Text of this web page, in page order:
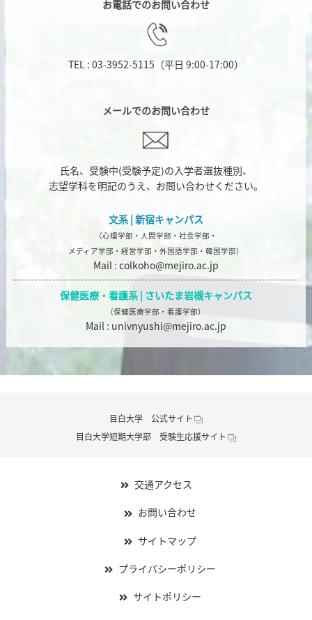
お電話でのお問い合わせ
TEL : 03-3952-5115 （平日 9:00-17:00）
メールでのお問い合わせ
氏名、受験中(受験予定)の入学者選抜種別、
志望学科を明記のうえ、お問い合わせください。
文系 | 新宿キャンパス
（心理学部・人間学部・社会学部・
メディア学部・経営学部・外国語学部・韓国学部）
Mail : colkoho@mejiro.ac.jp
保健医療・看護系 | さいたま岩槻キャンパス
（保健医療学部・看護学部）
Mail : univnyushi@mejiro.ac.jp
目白大学 公式サイト
目白大学短期大学部 受験生応援サイト
交通アクセス
お問い合わせ
サイトマップ
プライバシーポリシー
サイトポリシー